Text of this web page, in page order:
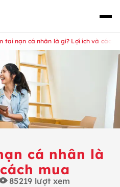
tai nạn cá nhân là gì? Lợi ích và cách
cá nhân là
mua
85219 lượt xem